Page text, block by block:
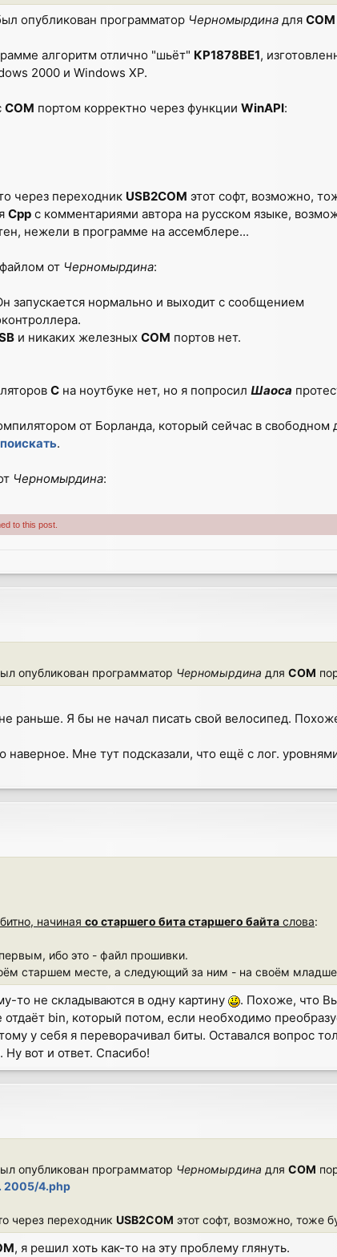
опубликован программатор Черномырдина для COM
алгоритм отлично "шьёт" КР1878ВЕ1,
2000 и Windows XP.
COM портом корректно через функции WinAPI:
через переходник USB2COM этот софт, возможно,
Cpp с комментариями автора на русском языке,
нежели в программе на ассемблере...
от Черномырдина:
запускается нормально и выходит с сообщением
и никаких железных COM портов нет.
C на ноутбуке нет, но я попросил Шаоса
от Борланда, который сейчас в свободном
.
Черномырдина:
to this post.
опубликован программатор Черномырдина для COM
раньше. Я бы не начал писать свой велосипед.
Мне тут подсказали, что ещё с лог.
начиная со старшего бита старшего байта слова:
ибо это - файл прошивки.
старшем месте, а следующий за ним - на своём
то не складываются в одну картину
. Похоже, что
bin, который потом, если необходимо
у себя я переворачивал биты. Оставался вопрос
вот и ответ. Спасибо!
опубликован программатор Черномырдина для COM
2005/4.php
через переходник USB2COM этот софт, возможно, тоже
, я решил хоть как-то на эту проблему глянуть.